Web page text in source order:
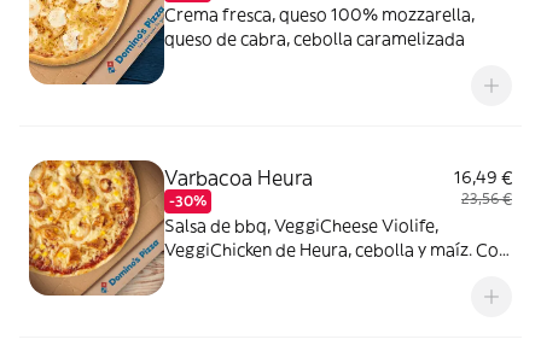
Crema fresca, queso 100% mozzarella,
queso de cabra, cebolla caramelizada
Varbacoa Heura
-30%
16,49 €
23,56 €
Salsa de bbq, VeggiCheese Violife,
VeggiChicken de Heura, cebolla y maíz. Con